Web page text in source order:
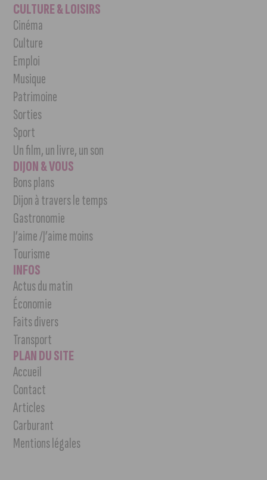
CULTURE & LOISIRS
Cinéma
Culture
Emploi
Musique
Patrimoine
Sorties
Sport
Un film, un livre, un son
DIJON & VOUS
Bons plans
Dijon à travers le temps
Gastronomie
J’aime /J’aime moins
Tourisme
INFOS
Actus du matin
Économie
Faits divers
Transport
PLAN DU SITE
Accueil
Contact
Articles
Carburant
Mentions légales